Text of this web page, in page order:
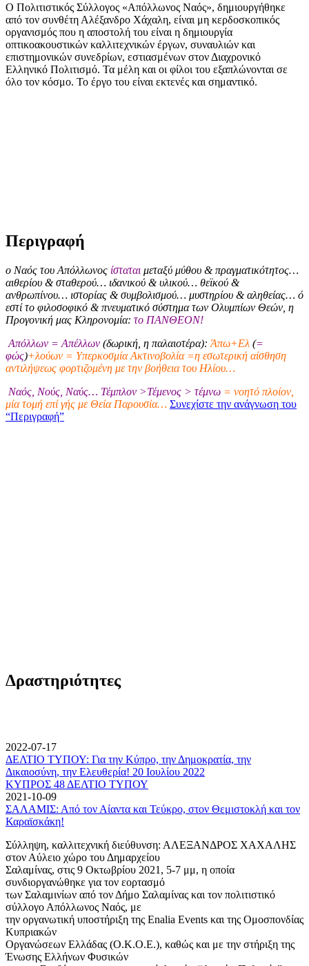
Ο Πολιτιστικός Σύλλογος «Απόλλωνος Ναός», δημιουργήθηκε
από τον συνθέτη Αλέξανδρο Χάχαλη, είναι μη κερδοσκοπικός
οργανισμός που η αποστολή του είναι η δημιουργία
οπτικοακουστικών καλλιτεχνικών έργων, συναυλιών και
επιστημονικών συνεδρίων, εστιασμένων στον Διαχρονικό
Ελληνικό Πολιτισμό. Τα μέλη και οι φίλοι του εξαπλώνονται σε
όλο τον κόσμο. Το έργο του είναι εκτενές και σημαντικό.
Περιγραφή
ο Ναός του Απόλλωνος ίσταται μεταξύ μύθου & πραγματικότητος…
αιθερίου & σταθερού… ιδανικού & υλικού… θεϊκού &
ανθρωπίνου… ιστορίας & συμβολισμού… μυστηρίου & αληθείας… ό
εστί το φιλοσοφικό & πνευματικό σύστημα των Ολυμπίων Θεών, η
Προγονική μας Κληρονομία: το ΠΑΝΘΕΟΝ!
Απόλλων = Απέλλων (δωρική, η παλαιοτέρα): Άπω+Ελ (=
φώς)+λούων = Υπερκοσμία Ακτινοβολία =η εσωτερική αίσθηση
αντιλήψεως φορτιζομένη με την βοήθεια του Ηλίου…
Ναός, Νούς, Ναύς… Τέμπλον >Τέμενος > τέμνω = νοητό πλοίον,
μία τομή επί γής με Θεία Παρουσία… Συνεχίστε την ανάγνωση του
“Περιγραφή”
Δραστηριότητες
2022-07-17
ΔΕΛΤΙΟ ΤΥΠΟΥ: Για την Κύπρο, την Δημοκρατία, την
Δικαιοσύνη, την Ελευθερία! 20 Ιουλίου 2022
ΚΥΠΡΟΣ 48 ΔΕΛΤΙΟ ΤΥΠΟΥ
2021-10-09
ΣΑΛΑΜΙΣ: Από τον Αίαντα και Τεύκρο, στον Θεμιστοκλή και τον
Καραϊσκάκη!
Σύλληψη, καλλιτεχνική διεύθυνση: ΑΛΕΞΑΝΔΡΟΣ ΧΑΧΑΛΗΣ
στον Αύλειο χώρο του Δημαρχείου
Σαλαμίνας, στις 9 Οκτωβρίου 2021, 5-7 μμ, η οποία
συνδιοργανώθηκε για τον εορτασμό
των Σαλαμινίων από τον Δήμο Σαλαμίνας και τον πολιτιστικό
σύλλογο Απόλλωνος Ναός, με
την οργανωτική υποστήριξη της Enalia Events και της Ομοσπονδίας
Κυπριακών
Οργανώσεων Ελλάδας (Ο.Κ.Ο.Ε.), καθώς και με την στήριξη της
Ένωσης Ελλήνων Φυσικών